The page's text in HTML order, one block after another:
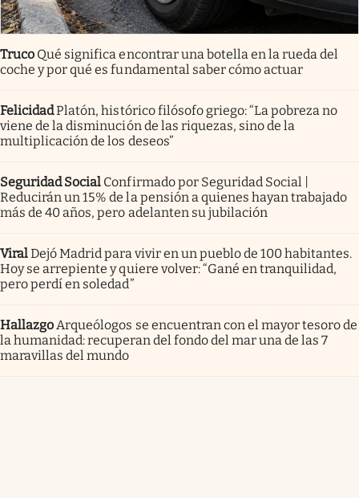
Truco Qué significa encontrar una botella en la rueda del
coche y por qué es fundamental saber cómo actuar
FelicidadPlatón, histórico filósofo griego: “La pobreza no
viene de la disminución de las riquezas, sino de la
multiplicación de los deseos”
Seguridad Social Confirmado por Seguridad Social |
Reducirán un 15% de la pensión a quienes hayan trabajado
más de 40 años, pero adelanten su jubilación
ViralDejó Madrid para vivir en un pueblo de 100 habitantes.
Hoy se arrepiente y quiere volver: “Gané en tranquilidad,
pero perdí en soledad”
Hallazgo Arqueólogos se encuentran con el mayor tesoro de
la humanidad: recuperan del fondo del mar una de las 7
maravillas del mundo